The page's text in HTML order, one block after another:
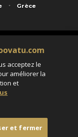
Grèce
75017 Paris - S.A.S
- Code APE 7911Z
- Agrément IATA
RCP0081066
acceptez le
améliorer la
et
et fermer